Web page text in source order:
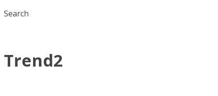
Search
Trend2